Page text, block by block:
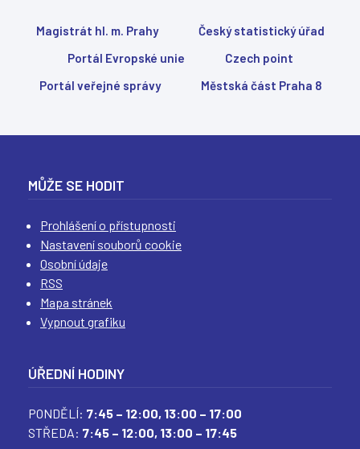
Magistrát hl. m. Prahy
Český statistický úřad
Portál Evropské unie
Czech point
Portál veřejné správy
Městská část Praha 8
MŮŽE SE HODIT
Prohlášení o přístupnosti
Nastavení souborů cookie
Osobní údaje
RSS
Mapa stránek
Vypnout grafiku
ÚŘEDNÍ HODINY
PONDĚLÍ: 7:45 – 12:00, 13:00 – 17:00
STŘEDA: 7:45 – 12:00, 13:00 – 17:45